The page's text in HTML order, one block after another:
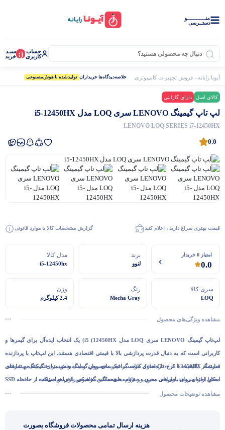
منــــــــــــو
دستــرسی
حساب
کاربری (: سبـد
خرید
آیونا رایانه - فروش تجهیزات کامپیوتری لپ تاپ لپ تاپ گیمینگ LENOVO سری LOQ مدل i5-12450HXخلاصه‌دیدگاه‌ها خریداران تولید‌شده با هوش‌مصنوعی
کالای اصل دارای گارانتی
لپ تاپ گیمینگ LENOVO سری LOQ مدل i5-12450HX
LENOVO LOQ SERIES i7-12450HX
0.0
قیمت بهتری سراغ دارید ، اعلام کنید گزارش مشخصات کالا یا موارد قانونی
امتیاز 0 خریدار
0.0
برند
لنوو
مدل کالا
i5-12450hx
سری کالا
LOQ
رنگ
Mecha Gray
وزن
2.4 کیلوگرم
مشاهده ویژگی‌های محصول
لپ‌تاپ گیمینگ LENOVO سری LOQ مدل i5 (12450HX) یک انتخاب ایده‌آل برای گیمرها و
کاربرانی است که به دنبال قدرت پردازشی بالا با قیمتی اقتصادی هستند. این لپ‌تاپ با پردازنده
قدرتمند Intel Core i5 12450HX، کارت گرافیک مخصوص گیمینگ و سیستم خنک‌کننده پیشرفته،
امکان اجرای روان بازی‌های محبوب و برنامه‌های سنگین گرافیکی را فراهم می‌کند.
نمایشگر باکیفیت با نرخ تازه‌سازی مناسب، تجربه‌ای روان و لذت‌بخش برای گیمینگ و تماشای
محتوا ارائه می‌دهد. طراحی مدرن و مقاوم، صفحه‌کلید مخصوص بازی، و استفاده از حافظه SSD
برای سرعت بالاتر در بارگذاری بازی‌ها از دیگر مزایای LOQ است. اگر به دنبال لپ‌تاپی قدرتمند، مشاهده توضیحات محصول
هزینه ارسال تمامی محصولات فروشگاه بصورت